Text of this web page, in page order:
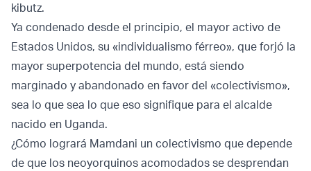
kibutz.
Ya condenado desde el principio, el mayor activo de
Estados Unidos, su «individualismo férreo», que forjó la
mayor superpotencia del mundo, está siendo
marginado y abandonado en favor del «colectivismo»,
sea lo que sea lo que eso signifique para el alcalde
nacido en Uganda.
¿Cómo logrará Mamdani un colectivismo que depende
de que los neoyorquinos acomodados se desprendan